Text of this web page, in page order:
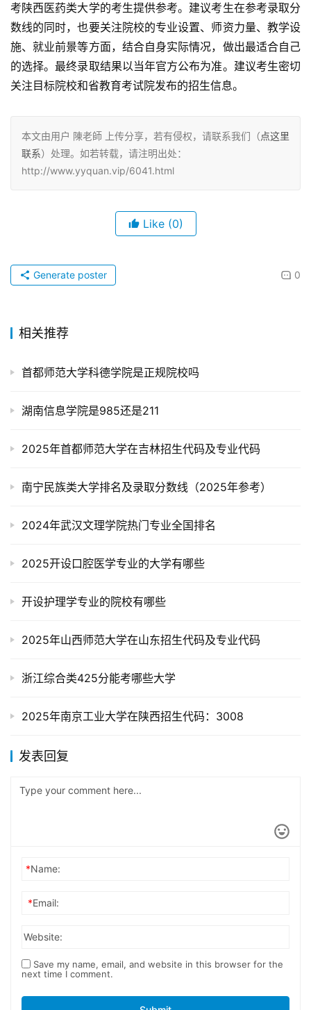
考陕西医药类大学的考生提供参考。建议考生在参考录取分
数线的同时，也要关注院校的专业设置、师资力量、教学设
施、就业前景等方面，结合自身实际情况，做出最适合自己
的选择。最终录取结果以当年官方公布为准。建议考生密切
关注目标院校和省教育考试院发布的招生信息。
本文由用户 陳老師 上传分享，若有侵权，请联系我们（点这里
联系）处理。如若转载，请注明出处：
http://www.yyquan.vip/6041.html
Like (0)
0
Generate poster
相关推荐
首都师范大学科德学院是正规院校吗
湖南信息学院是985还是211
2025年首都师范大学在吉林招生代码及专业代码
南宁民族类大学排名及录取分数线（2025年参考）
2024年武汉文理学院热门专业全国排名
2025开设口腔医学专业的大学有哪些
开设护理学专业的院校有哪些
2025年山西师范大学在山东招生代码及专业代码
浙江综合类425分能考哪些大学
2025年南京工业大学在陕西招生代码：3008
发表回复
*Name:
*Email:
Website:
Save my name, email, and website in this browser for the
next time I comment.